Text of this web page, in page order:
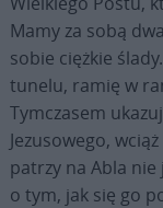
Mamy za sobą
sobie ciężkie
tunelu, ramię w
Tymczasem
Jezusowego,
patrzy na Abla nie
o tym, jak się go